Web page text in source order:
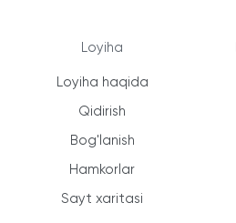
Loyiha
Loyiha haqida
Qidirish
Bog'lanish
Hamkorlar
Sayt xaritasi